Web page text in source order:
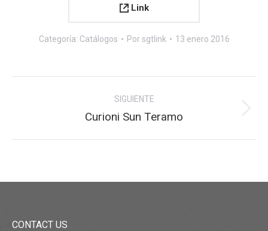
Link
Categoría: Catálogos Porsgtlink 13 enero 2016
proyectos
SIGUIENTE
Proyecto
Curioni Sun Teramo
CONTACT US